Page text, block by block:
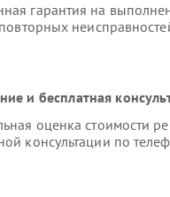
гарантия на
и бесплатная
оценка стоимости
консультации по